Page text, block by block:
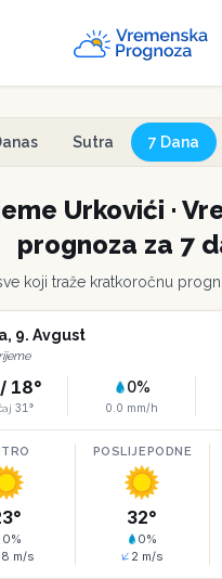
Sutra 7 Dana
Urkovići ·
prognoza za 7
koji traže kratkoročnu
, 9. Avgust
18°
31 °
0%
0.0 mm/h
°
0%
m/s
POSLIJEPODNE
32°
0%
2 m/s